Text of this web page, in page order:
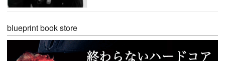
blueprint book store